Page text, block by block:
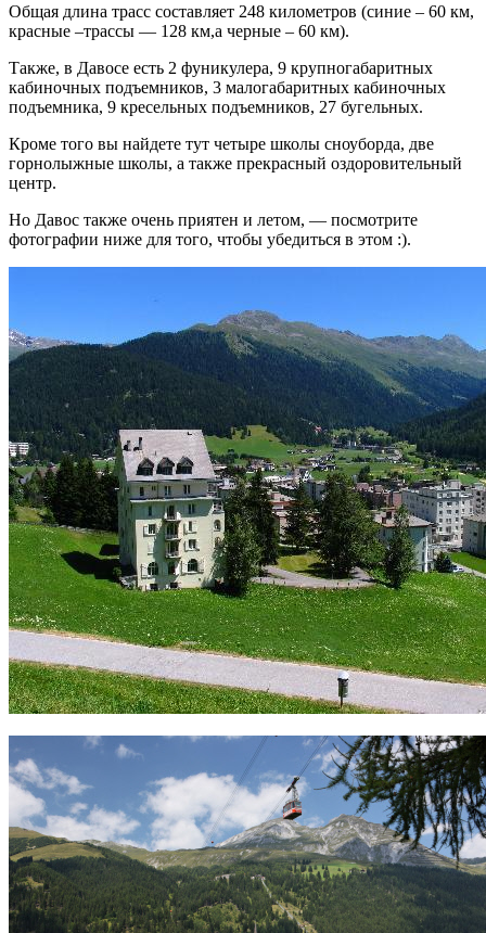
Общая длина трасс составляет 248 километров (синие – 60 км,
красные –трассы — 128 км,а черные – 60 км).
Также, в Давосе есть 2 фуникулера, 9 крупногабаритных
кабиночных подъемников, 3 малогабаритных кабиночных
подъемника, 9 кресельных подъемников, 27 бугельных.
Кроме того вы найдете тут четыре школы сноуборда, две
горнолыжные школы, а также прекрасный оздоровительный
центр.
Но Давос также очень приятен и летом, — посмотрите
фотографии ниже для того, чтобы убедиться в этом :).